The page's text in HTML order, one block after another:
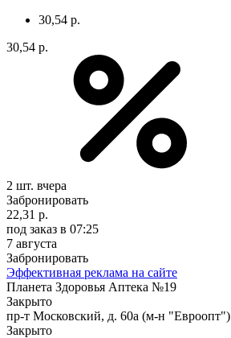
30,54 р.
30,54 р.
2 шт. вчера
Забронировать
22,31 р.
под заказ в 07:25
7 августа
Забронировать
Эффективная реклама на сайте
Планета Здоровья Аптека №19
Закрыто
пр-т Московский, д. 60а (м-н "Евроопт")
Закрыто